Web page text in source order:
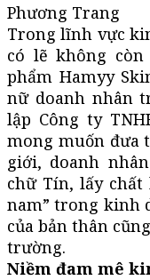
Phương Trang
Trong lĩnh vực
có lẽ không
phẩm Hamyy
nữ doanh nhân
lập Công ty
mong muốn đưa
giới, doanh
chữ Tín, lấy
nam” trong kinh
của bản thân
trường.
Niềm đam mê